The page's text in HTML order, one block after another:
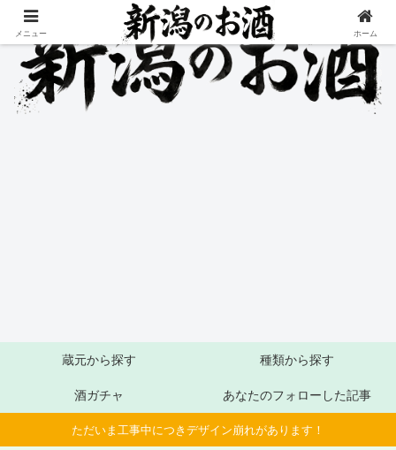
蔵元から探す 種類から探す
酒ガチャ あなたのフォローした記事
ただいま工事中につきデザイン崩れがあります！
メニュー ホーム